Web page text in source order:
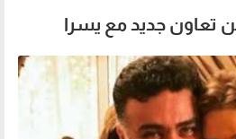
تعاون جديد مع يسرا